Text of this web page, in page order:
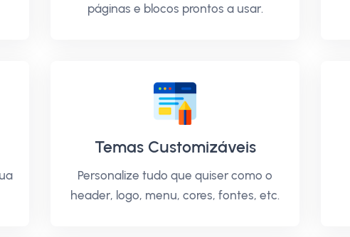
páginas e blocos prontos a usar.
Temas Customizáveis
Personalize tudo que quiser como o
header, logo, menu, cores, fontes, etc.